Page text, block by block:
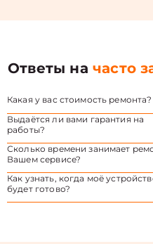
Ответы начасто
Какая у вас стоимость ремонта?
Выдаётся ли вами гарантия на
работы?
Сколько времени занимает
Вашем сервисе?
Как узнать, когда моё
будет готово?